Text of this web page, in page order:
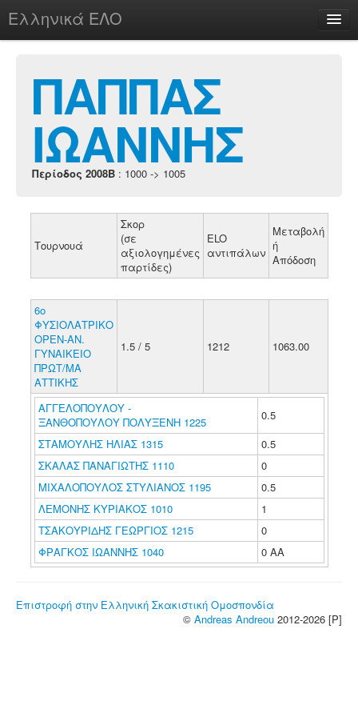
Ελληνικά ΕΛΟ
chesstu.be @ discord
Login
ΠΑΠΠΑΣ
ΙΩΑΝΝΗΣ
Περίοδος 2008B : 1000 -> 1005
Τουρνουά
Σκορ
(σε
αξιολογημένες
παρτίδες)
ELO
αντιπάλων
Μεταβολή
ή
Απόδοση
6ο
ΦΥΣΙΟΛΑΤΡΙΚΟ
ΟΡΕΝ-ΑΝ.
ΓΥΝΑΙΚΕΙΟ
ΠΡΩΤ/ΜΑ
ΑΤΤΙΚΗΣ
1.5 / 5 1212 1063.00
ΑΓΓΕΛΟΠΟΥΛΟΥ -
ΞΑΝΘΟΠΟΥΛΟΥ ΠΟΛΥΞΕΝΗ 1225
0.5
ΣΤΑΜΟΥΛΗΣ ΗΛΙΑΣ 1315
0.5
ΣΚΑΛΑΣ ΠΑΝΑΓΙΩΤΗΣ 1110
0
ΜΙΧΑΛΟΠΟΥΛΟΣ ΣΤΥΛΙΑΝΟΣ 1195
0.5
ΛΕΜΟΝΗΣ ΚΥΡΙΑΚΟΣ 1010
1
ΤΣΑΚΟΥΡΙΔΗΣ ΓΕΩΡΓΙΟΣ 1215
0
ΦΡΑΓΚΟΣ ΙΩΑΝΝΗΣ 1040
0 ΑΑ
Επιστροφή στην Ελληνική Σκακιστική Ομοσπονδία
© Andreas Andreou 2012-2026 [P]